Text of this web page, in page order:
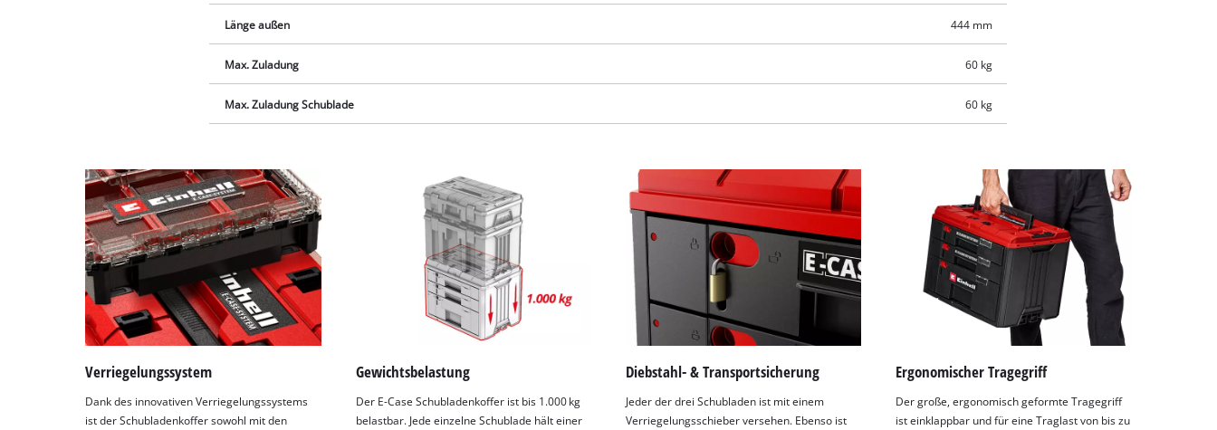
This content is not permitted to load due
visitor. The website owner needs to setup
to the list of technologies used.
Länge außen 444 mm
Max. Zuladung 60 kg
Max. Zuladung Schublade 60 kg
Verriegelungssystem
Dank des innovativen Verriegelungssystems
ist der Schubladenkoffer sowohl mit den
Gewichtsbelastung
Der E-Case Schubladenkoffer ist bis 1.000 kg
belastbar. Jede einzelne Schublade hält einer
Diebstahl- & Transportsicherung
Jeder der drei Schubladen ist mit einem
Verriegelungsschieber versehen. Ebenso ist
Ergonomischer Tragegriff
Der große, ergonomisch geformte Tragegriff
ist einklappbar und für eine Traglast von bis zu